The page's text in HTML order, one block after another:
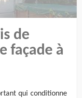
de
façade à
qui conditionne